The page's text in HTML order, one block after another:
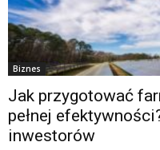
Biznes
Jak przygotować
pełnej
inwestorów